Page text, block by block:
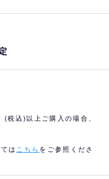
込)以上ご購入の場合、
は こちら をご参照くださ